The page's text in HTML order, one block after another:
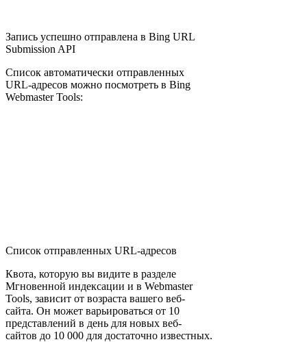
Запись успешно отправлена в Bing URL
Submission API
Список автоматически отправленных
URL-адресов можно посмотреть в Bing
Webmaster Tools:
Список отправленных URL-адресов
Квота, которую вы видите в разделе
Мгновенной индексации и в Webmaster
Tools, зависит от возраста вашего веб-
сайта. Он может варьироваться от 10
представлений в день для новых веб-
сайтов до 10 000 для достаточно известных.